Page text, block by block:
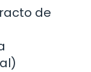
de